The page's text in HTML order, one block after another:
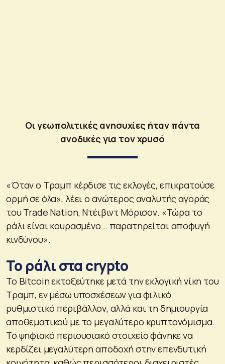
Οι γεωπολιτικές ανησυχίες ήταν πάντα
ανοδικές για τον χρυσό
«Όταν ο Τραμπ κέρδισε τις εκλογές, επικρατούσε
ορμή σε όλα», λέει ο ανώτερος αναλυτής αγοράς
του Trade Nation, Ντέιβιντ Μόρισον. «Τώρα το
ράλι είναι κουρασμένο… παρατηρείται αποφυγή
κινδύνου».
Το ράλι στα crypto
Το Bitcoin εκτοξεύτηκε μετά την εκλογική νίκη του
Τραμπ, εν μέσω υποσχέσεων για φιλικό
ρυθμιστικό περιβάλλον, αλλά και τη δημιουργία
αποθεματικού με το μεγαλύτερο κρυπτονόμισμα.
Το ψηφιακό περιουσιακό στοιχείο φάνηκε να
κερδίζει μεγαλύτερη αποδοχή στην επενδυτική